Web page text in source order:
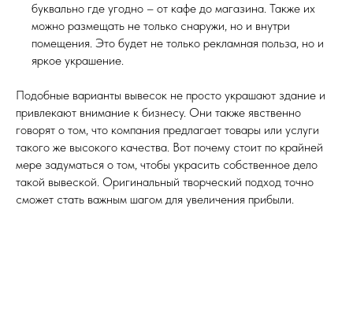
буквально где угодно – от кафе до магазина. Также их
можно размещать не только снаружи, но и внутри
помещения. Это будет не только рекламная польза, но и
яркое украшение.
Подобные варианты вывесок не просто украшают здание и
привлекают внимание к бизнесу. Они также явственно
говорят о том, что компания предлагает товары или услуги
такого же высокого качества. Вот почему стоит по крайней
мере задуматься о том, чтобы украсить собственное дело
такой вывеской. Оригинальный творческий подход точно
сможет стать важным шагом для увеличения прибыли.